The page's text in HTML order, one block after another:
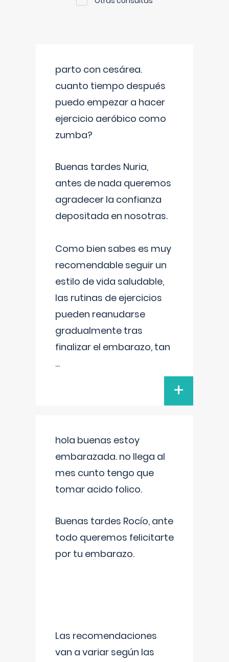
parto con cesárea.
cuanto tiempo después
puedo empezar a hacer
ejercicio aeróbico como
zumba?
Buenas tardes Nuria,
antes de nada queremos
agradecer la confianza
depositada en nosotras.
Como bien sabes es muy
recomendable seguir un
estilo de vida saludable,
las rutinas de ejercicios
pueden reanudarse
gradualmente tras
finalizar el embarazo, tan
...
+
hola buenas estoy
embarazada. no llega al
mes cunto tengo que
tomar acido folico.
Buenas tardes Rocío, ante
todo queremos felicitarte
por tu embarazo.
Las recomendaciones
van a variar según las